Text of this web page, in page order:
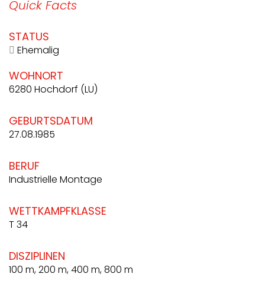
Quick Facts
STATUS
Ehemalig
WOHNORT
6280 Hochdorf (LU)
GEBURTSDATUM
27.08.1985
BERUF
Industrielle Montage
WETTKAMPFKLASSE
T 34
DISZIPLINEN
100 m, 200 m, 400 m, 800 m